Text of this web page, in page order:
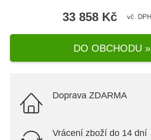
33 858 Kč vč. DPH
DO OBCHODU »
Doprava ZDARMA
Vrácení zboží do 14 dní